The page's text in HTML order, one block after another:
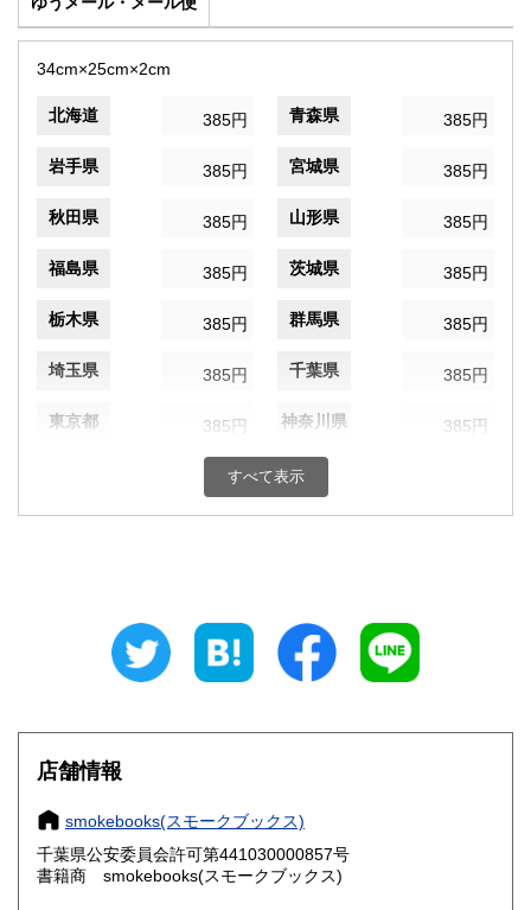
34cm×25cm×2cm
北海道 385円 青森県 385円
岩手県 385円 宮城県 385円
秋田県 385円 山形県 385円
福島県 385円 茨城県 385円
栃木県 385円 群馬県 385円
埼玉県 385円 千葉県 385円
東京都 385円 神奈川県 385円
385円 富山県
385円 静岡県
385円 三重県
385円 385円
大阪府
奈良県 385円 和歌山県
鳥取県 385円 島根県
すべて表示
店舗情報
smokebooks(スモークブックス)
千葉県公安委員会許可第441030000857号
書籍商 smokebooks(スモークブックス)